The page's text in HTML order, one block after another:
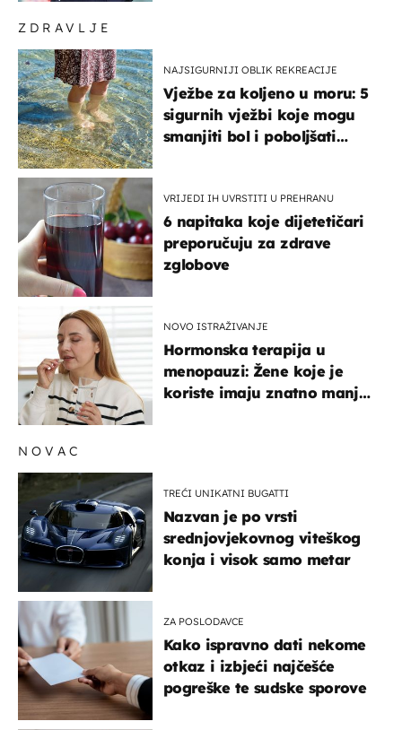
ZDRAVLJE
NAJSIGURNIJI OBLIK REKREACIJE
Vježbe za koljeno u moru: 5
sigurnih vježbi koje mogu
smanjiti bol i poboljšati
VRIJEDI IH UVRSTITI U PREHRANU
6 napitaka koje dijetetičari
preporučuju za zdrave
zglobove
NOVO ISTRAŽIVANJE
Hormonska terapija u
menopauzi: Žene koje je
koriste imaju znatno manji
NOVAC
TREĆI UNIKATNI BUGATTI
Nazvan je po vrsti
srednjovjekovnog viteškog
konja i visok samo metar
ZA POSLODAVCE
Kako ispravno dati nekome
otkaz i izbjeći najčešće
pogreške te sudske sporove